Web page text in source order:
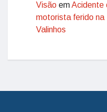
Visão emAcidente
motorista ferido na
Valinhos